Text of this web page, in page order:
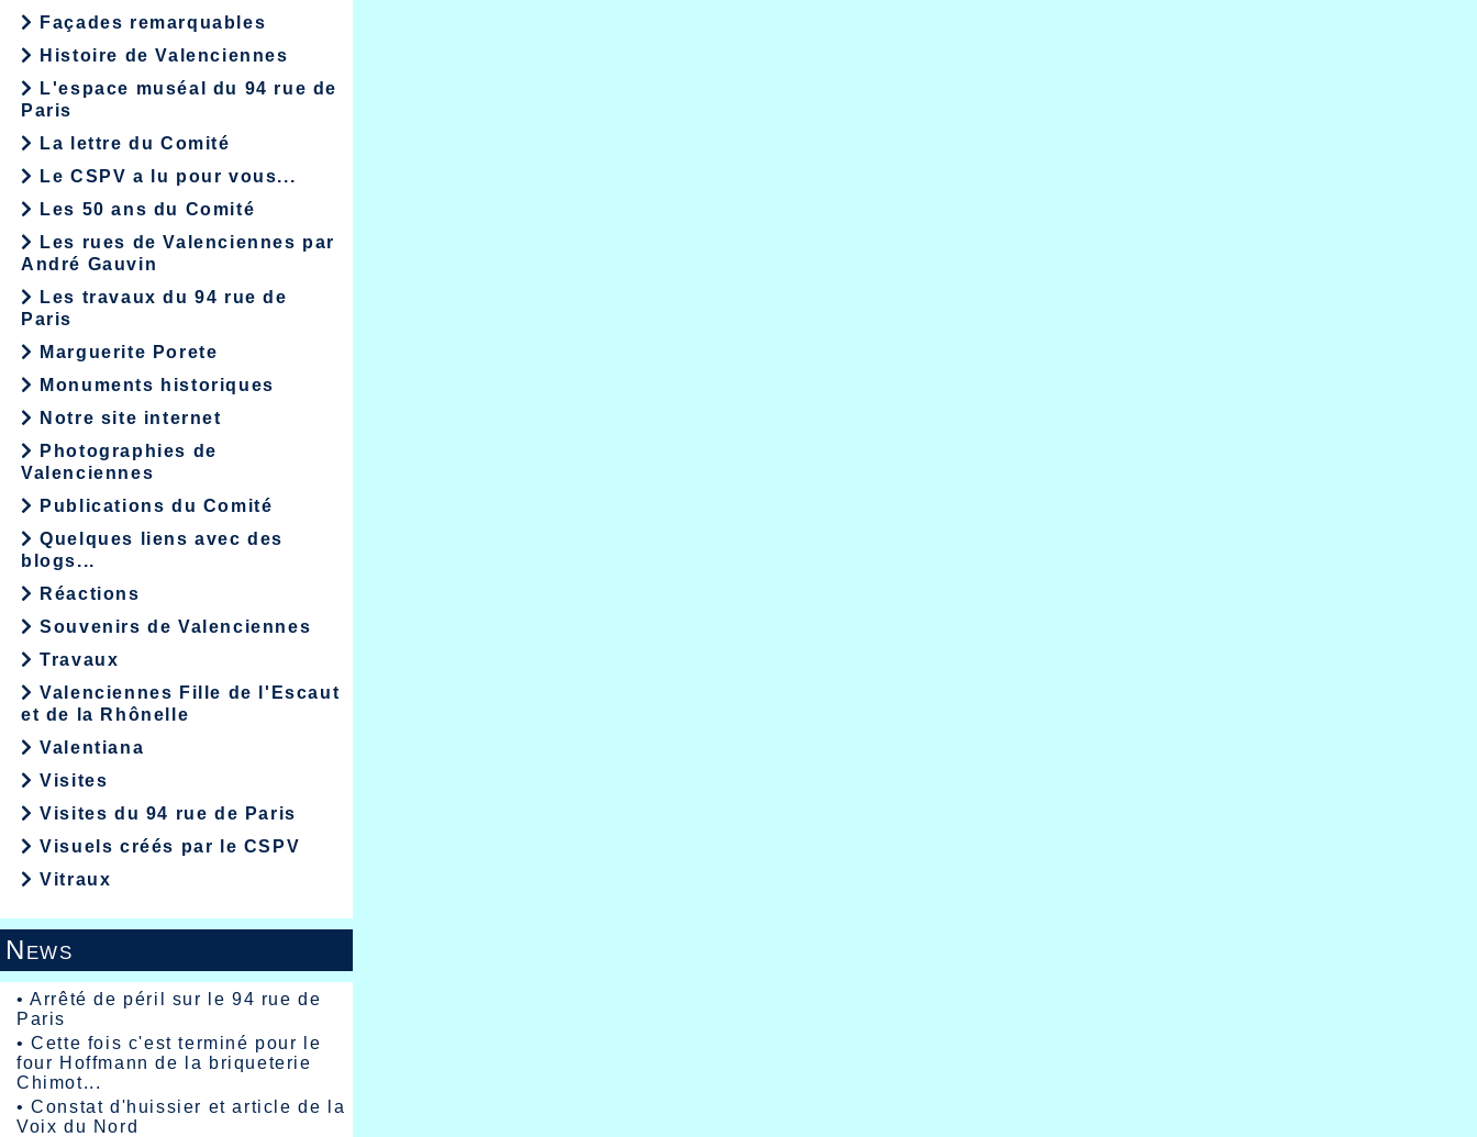
Façades remarquables
Histoire de Valenciennes
L'espace muséal du 94 rue de
Paris
La lettre du Comité
Le CSPV a lu pour vous...
Les 50 ans du Comité
Les rues de Valenciennes par
André Gauvin
Les travaux du 94 rue de
Paris
Marguerite Porete
Monuments historiques
Notre site internet
Photographies de
Valenciennes
Publications du Comité
Quelques liens avec des
blogs...
Réactions
Souvenirs de Valenciennes
Travaux
Valenciennes Fille de l'Escaut
et de la Rhônelle
Valentiana
Visites
Visites du 94 rue de Paris
Visuels créés par le CSPV
Vitraux
News
•Arrêté de péril sur le 94 rue de
Paris
•Cette fois c'est terminé pour le
four Hoffmann de la briqueterie
Chimot...
•Constat d'huissier et article de la
Voix du Nord